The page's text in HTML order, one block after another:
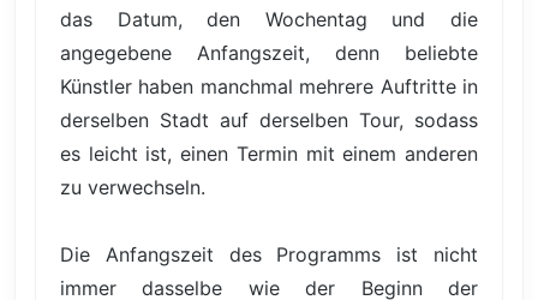
das Datum, den Wochentag und die
angegebene Anfangszeit, denn beliebte
Künstler haben manchmal mehrere Auftritte in
derselben Stadt auf derselben Tour, sodass
es leicht ist, einen Termin mit einem anderen
zu verwechseln.
Die Anfangszeit des Programms ist nicht
immer dasselbe wie der Beginn der